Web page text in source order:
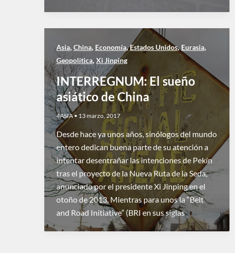
Asia, China, Economía,Estados Unidos, Eurasia,
Geopolitica, Xi Jinping
INTERREGNUM: El sueño
asiático de China
4ASIA• 13 marzo, 2017
Desde hace ya unos años, sinólogos del mundo
entero dedican buena parte de su atención a
intentar desentrañar las intenciones de Pekín
tras el proyecto de la Nueva Ruta de la Seda,
anunciado por el presidente Xi Jinping en el
otoño de 2013. Mientras para unos la “Belt
and Road Initiative” (BRI en sus siglas